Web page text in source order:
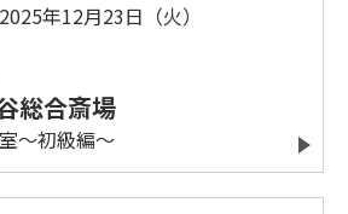
2025年12月23日（火）
総合斎場
～初級編～